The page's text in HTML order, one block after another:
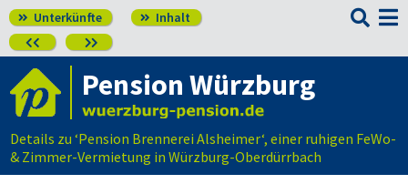
 Unterkünfte  Inhalt
 

Pension Würzburg
Details zu ‘Pension Brennerei Alsheimer‘, einer ruhigen FeWo-
& Zimmer-Vermietung in Würzburg-Oberdürrbach